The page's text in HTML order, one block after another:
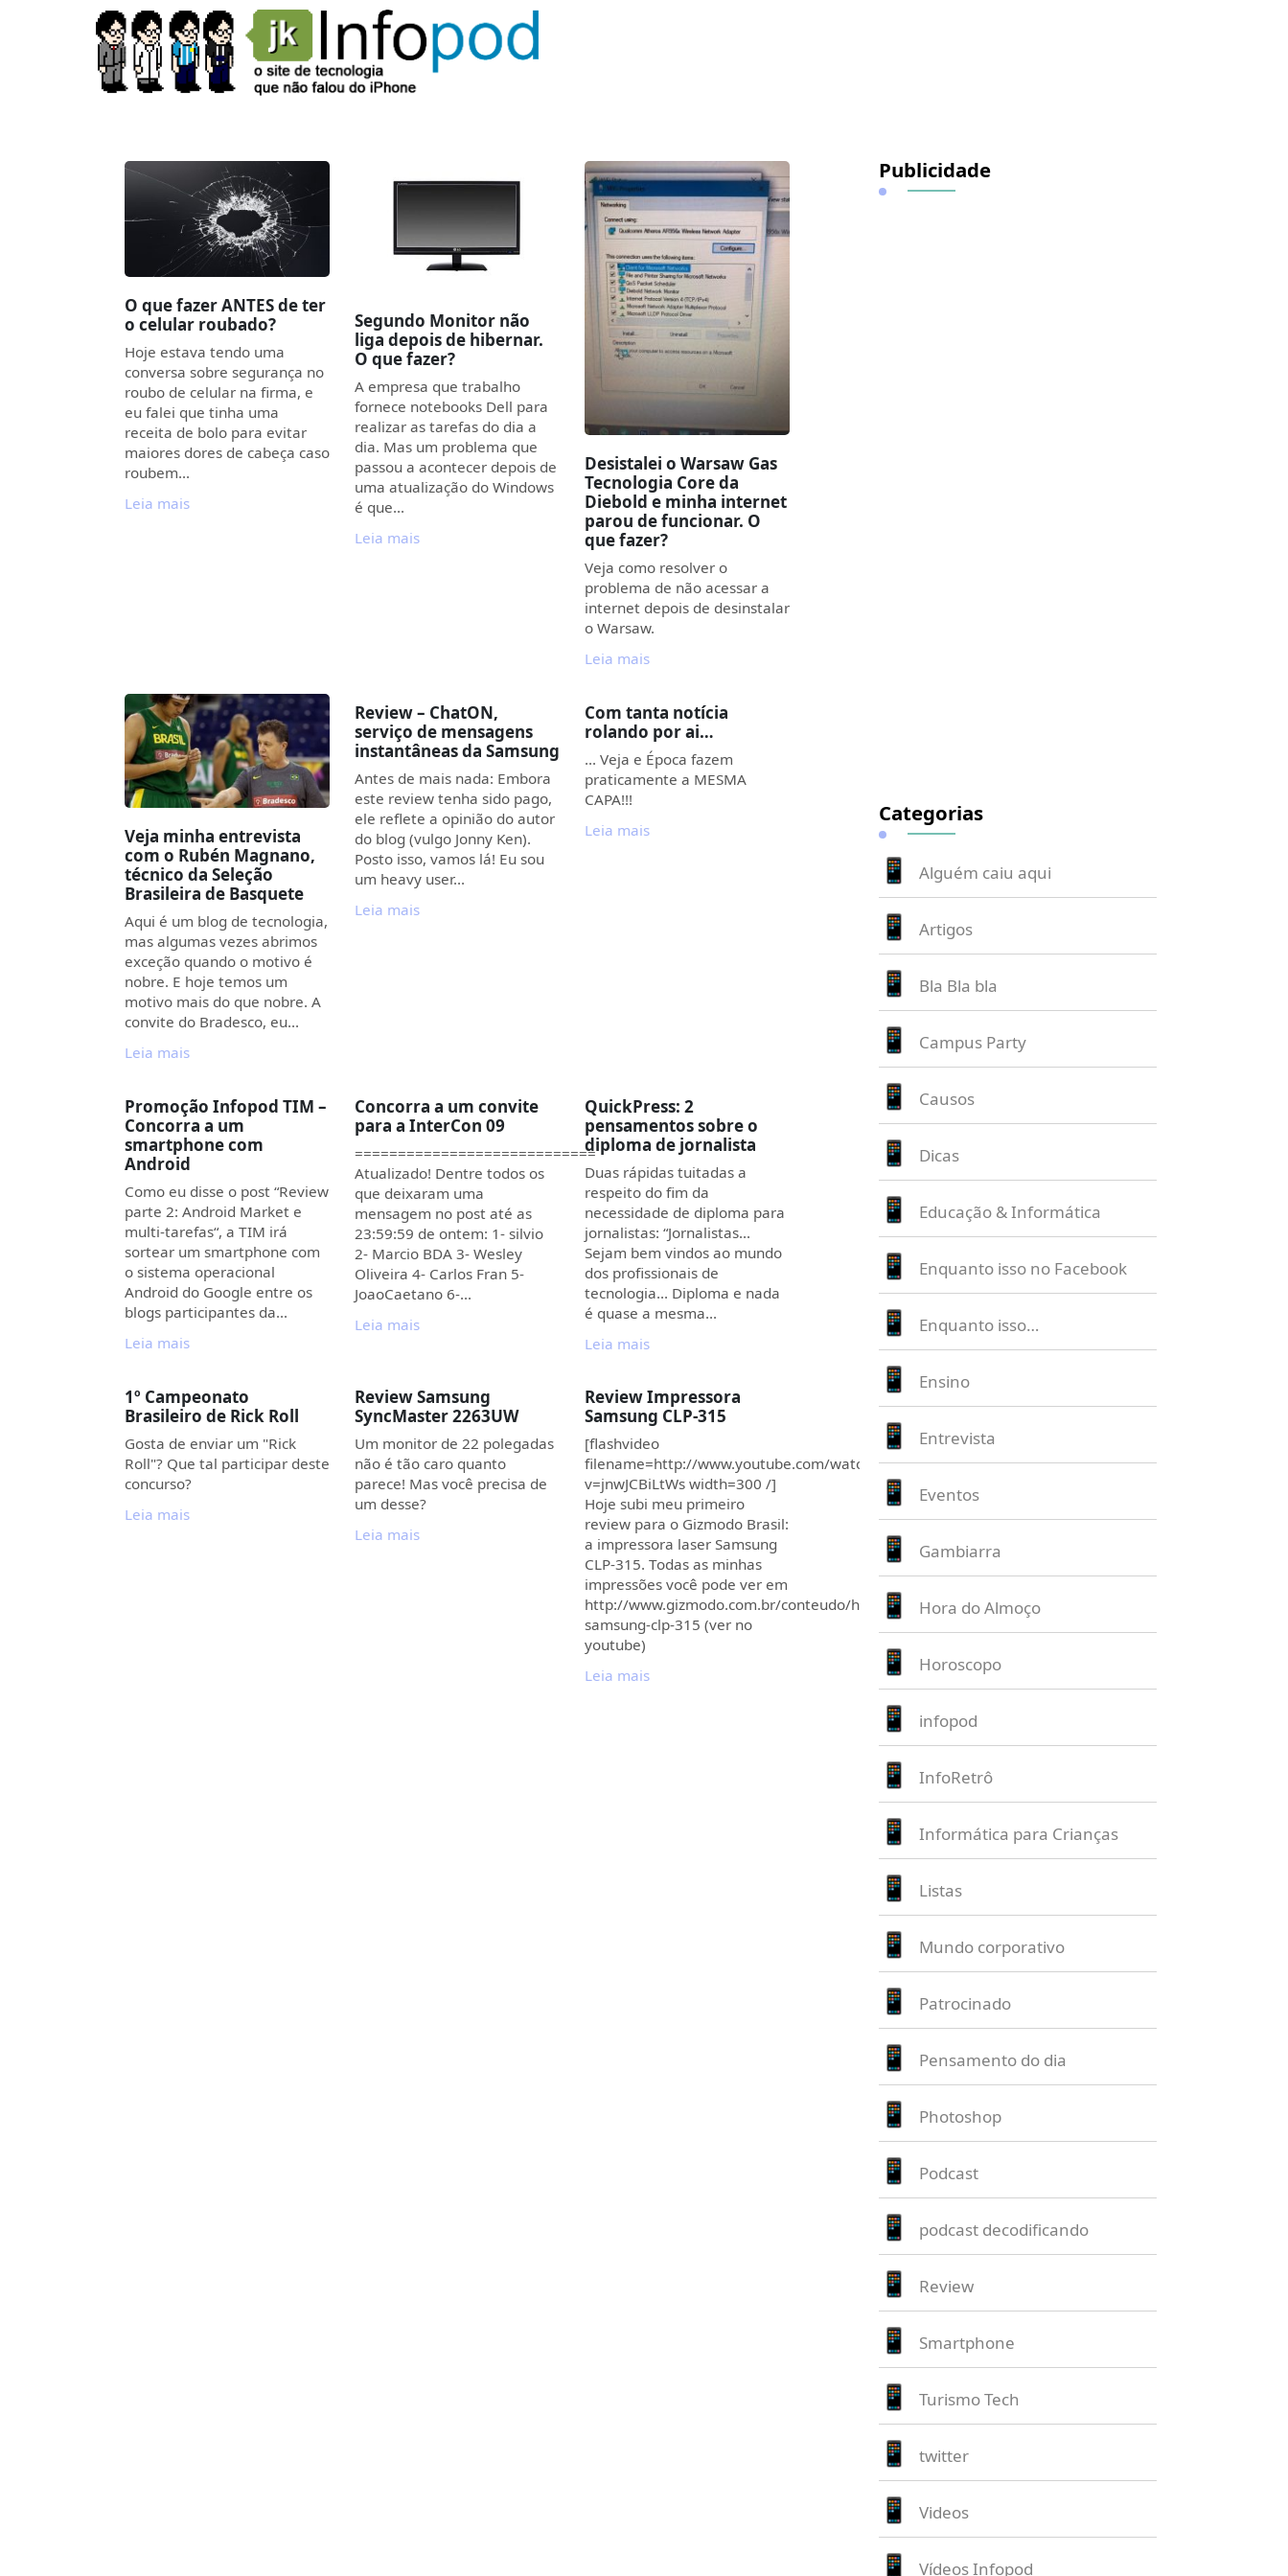
O que fazer ANTES de ter
o celular roubado?
Hoje estava tendo uma
conversa sobre segurança no
roubo de celular na firma, e
eu falei que tinha uma
receita de bolo para evitar
maiores dores de cabeça caso
roubem…
Leia mais
Segundo Monitor não
liga depois de hibernar.
O que fazer?
A empresa que trabalho
fornece notebooks Dell para
realizar as tarefas do dia a
dia. Mas um problema que
passou a acontecer depois de
uma atualização do Windows
é que…
Leia mais
Desistalei o Warsaw Gas
Tecnologia Core da
Diebold e minha internet
parou de funcionar. O
que fazer?
Veja como resolver o
problema de não acessar a
internet depois de desinstalar
o Warsaw.
Leia mais
Veja minha entrevista
com o Rubén Magnano,
técnico da Seleção
Brasileira de Basquete
Aqui é um blog de tecnologia,
mas algumas vezes abrimos
exceção quando o motivo é
nobre. E hoje temos um
motivo mais do que nobre. A
convite do Bradesco, eu…
Leia mais
Review – ChatON,
serviço de mensagens
instantâneas da Samsung
Antes de mais nada: Embora
este review tenha sido pago,
ele reflete a opinião do autor
do blog (vulgo Jonny Ken).
Posto isso, vamos lá! Eu sou
um heavy user…
Leia mais
Com tanta notícia
rolando por ai…
… Veja e Época fazem
praticamente a MESMA
CAPA!!!
Leia mais
Promoção Infopod TIM –
Concorra a um
smartphone com
Android
Como eu disse o post “Review
parte 2: Android Market e
multi-tarefas“, a TIM irá
sortear um smartphone com
o sistema operacional
Android do Google entre os
blogs participantes da…
Leia mais
Concorra a um convite
para a InterCon 09
============================
Atualizado! Dentre todos os
que deixaram uma
mensagem no post até as
23:59:59 de ontem: 1- silvio
2- Marcio BDA 3- Wesley
Oliveira 4- Carlos Fran 5-
JoaoCaetano 6-…
Leia mais
QuickPress: 2
pensamentos sobre o
diploma de jornalista
Duas rápidas tuitadas a
respeito do fim da
necessidade de diploma para
jornalistas: “Jornalistas…
Sejam bem vindos ao mundo
dos profissionais de
tecnologia… Diploma e nada
é quase a mesma…
Leia mais
1º Campeonato
Brasileiro de Rick Roll
Gosta de enviar um "Rick
Roll"? Que tal participar deste
concurso?
Leia mais
Review Samsung
SyncMaster 2263UW
Um monitor de 22 polegadas
não é tão caro quanto
parece! Mas você precisa de
um desse?
Leia mais
Review Impressora
Samsung CLP-315
[flashvideo
filename=http://www.youtube.com/watch?
v=jnwJCBiLtWs width=300 /]
Hoje subi meu primeiro
review para o Gizmodo Brasil:
a impressora laser Samsung
CLP-315. Todas as minhas
impressões você pode ver em
http://www.gizmodo.com.br/conteudo/hands-
samsung-clp-315 (ver no
youtube)
Leia mais
Publicidade
Categorias
Alguém caiu aqui
Artigos
Bla Bla bla
Campus Party
Causos
Dicas
Educação & Informática
Enquanto isso no Facebook
Enquanto isso…
Ensino
Entrevista
Eventos
Gambiarra
Hora do Almoço
Horoscopo
infopod
InfoRetrô
Informática para Crianças
Listas
Mundo corporativo
Patrocinado
Pensamento do dia
Photoshop
Podcast
podcast decodificando
Review
Smartphone
Turismo Tech
twitter
Videos
Vídeos Infopod